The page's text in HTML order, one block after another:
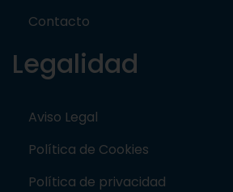
Contacto
Legalidad
Aviso Legal
Política de Cookies
Política de privacidad